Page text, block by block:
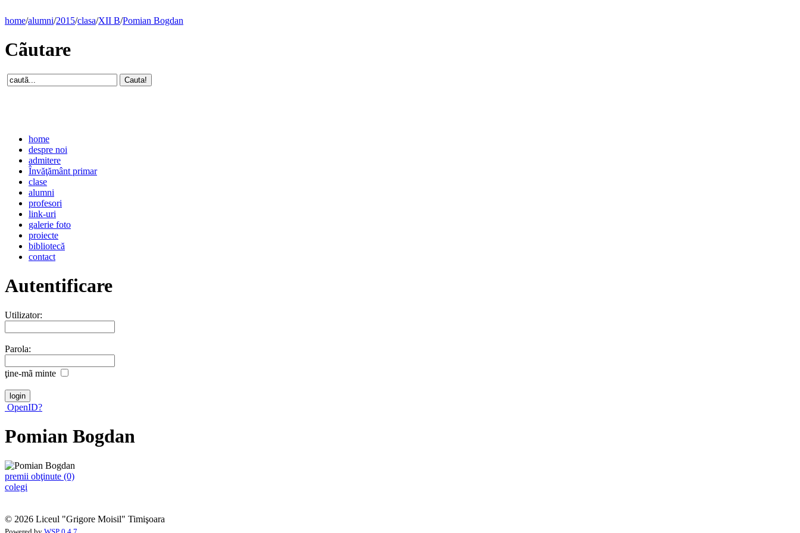
home/alumni/2015/clasa/XII B/Pomian Bogdan
Cãutare
home
despre noi
admitere
Învăţământ primar
clase
alumni
profesori
link-uri
galerie foto
proiecte
bibliotecă
contact
Autentificare
Utilizator:
Parola:
ţine-mã minte
OpenID?
Pomian Bogdan
premii obţinute (0)
colegi
© 2026 Liceul "Grigore Moisil" Timişoara